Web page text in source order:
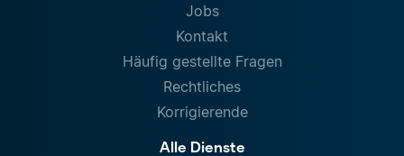
Jobs
Kontakt
Häufig gestellte Fragen
Rechtliches
Korrigierende
Alle Dienste